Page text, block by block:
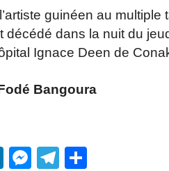
guinéen au
décédé dans la nuit du
Ignace Deen de
Bangoura
LinkedIn
Messenger
Telegram